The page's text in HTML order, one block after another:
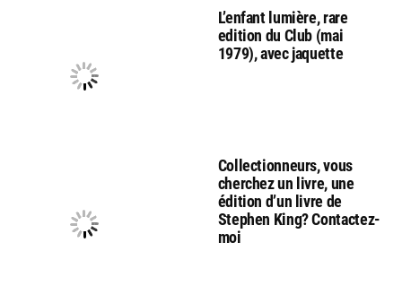
L’enfant lumière, rare
edition du Club (mai
1979), avec jaquette
Collectionneurs, vous
cherchez un livre, une
édition d’un livre de
Stephen King? Contactez-
moi